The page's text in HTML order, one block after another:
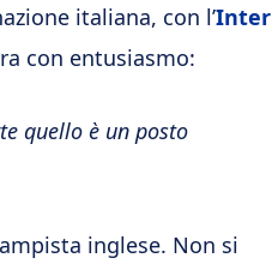
italiana, con l’Inter
con entusiasmo:
quello è un posto
inglese. Non si